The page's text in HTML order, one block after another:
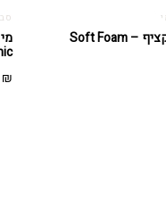
סבון פנים מקציף – Soft Foam
₪